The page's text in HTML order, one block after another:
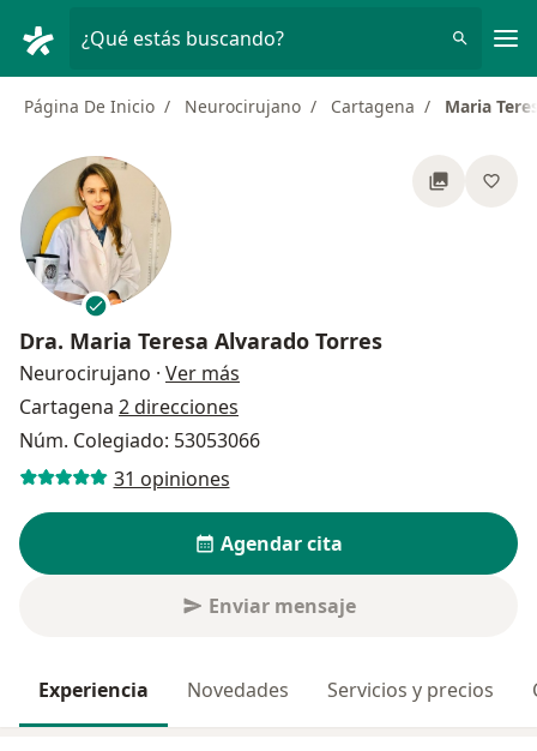
¿Qué estás buscando?
Página De Inicio Neurocirujano Cartagena Maria
Dra. Maria Teresa Alvarado Torres
Neurocirujano · Ver más
Cartagena 2 direcciones
Núm. Colegiado: 53053066
31 opiniones
Agendar cita
Enviar mensaje
Experiencia Novedades Servicios y precios